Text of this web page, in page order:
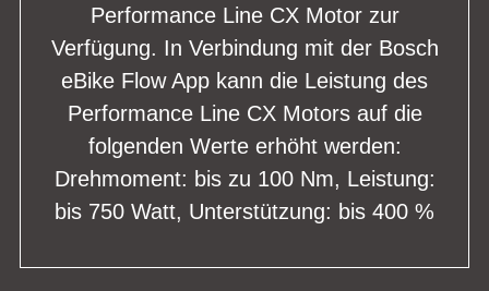
Performance Line CX Motor zur
Verfügung. In Verbindung mit der Bosch
eBike Flow App kann die Leistung des
Performance Line CX Motors auf die
folgenden Werte erhöht werden:
Drehmoment: bis zu 100 Nm, Leistung:
bis 750 Watt, Unterstützung: bis 400 %